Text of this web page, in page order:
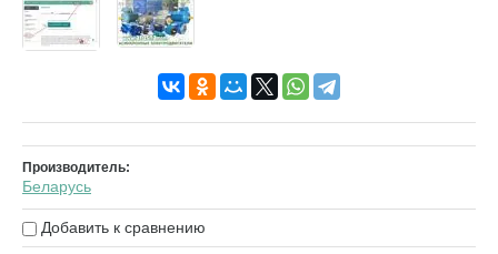
Производитель:
Беларусь
Добавить к сравнению